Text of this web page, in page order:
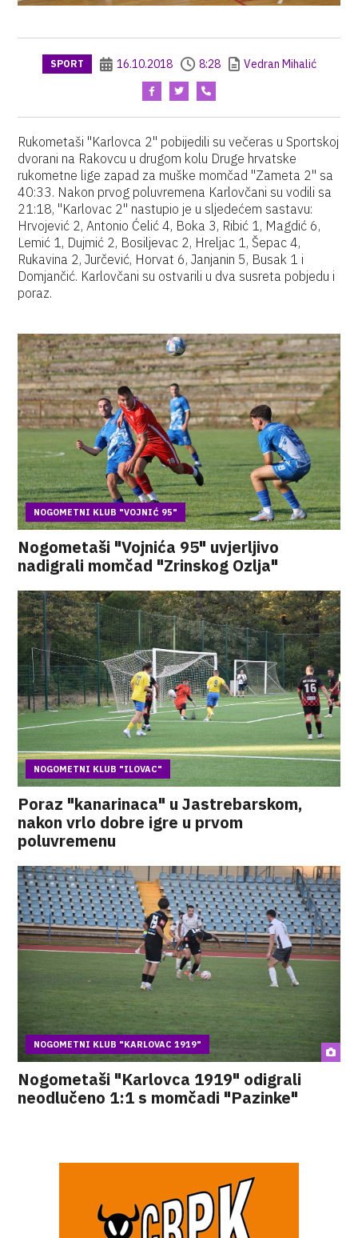
SPORT 16.10.2018 8:28 Vedran Mihalić
Rukometaši "Karlovca 2" pobijedili su večeras u Sportskoj
dvorani na Rakovcu u drugom kolu Druge hrvatske
rukometne lige zapad za muške momčad "Zameta 2" sa
40:33. Nakon prvog poluvremena Karlovčani su vodili sa
21:18, "Karlovac 2" nastupio je u sljedećem sastavu:
Hrvojević 2, Antonio Ćelić 4, Boka 3, Ribić 1, Magdić 6,
Lemić 1, Dujmić 2, Bosiljevac 2, Hreljac 1, Šepac 4,
Rukavina 2, Jurčević, Horvat 6, Janjanin 5, Busak 1 i
Domjančić. Karlovčani su ostvarili u dva susreta pobjedu i
poraz.
NOGOMETNI KLUB "VOJNIĆ 95"
Nogometaši "Vojnića 95" uvjerljivo
nadigrali momčad "Zrinskog Ozlja"
NOGOMETNI KLUB "ILOVAC"
Poraz "kanarinaca" u Jastrebarskom,
nakon vrlo dobre igre u prvom
poluvremenu
NOGOMETNI KLUB "KARLOVAC 1919"
Nogometaši "Karlovca 1919" odigrali
neodlučeno 1:1 s momčadi "Pazinke"